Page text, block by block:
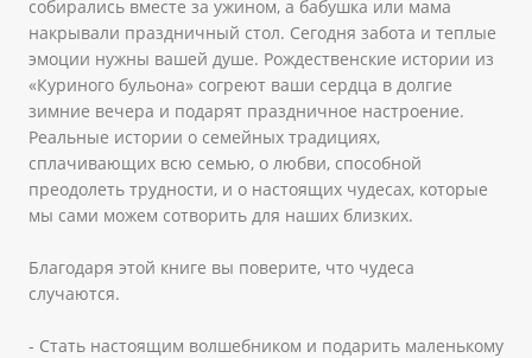
собирались вместе за ужином, а бабушка или мама
накрывали праздничный стол. Сегодня забота и теплые
эмоции нужны вашей душе. Рождественские истории из
«Куриного бульона» согреют ваши сердца в долгие
зимние вечера и подарят праздничное настроение.
Реальные истории о семейных традициях,
сплачивающих всю семью, о любви, способной
преодолеть трудности, и о настоящих чудесах, которые
мы сами можем сотворить для наших близких.
Благодаря этой книге вы поверите, что чудеса
случаются.
- Стать настоящим волшебником и подарить маленькому